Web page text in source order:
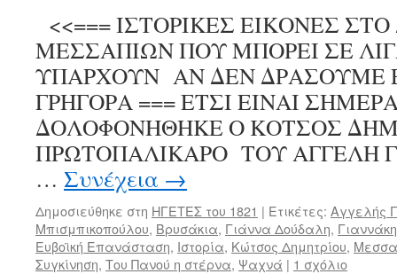
<<=== ΙΣΤΟΡΙΚΕΣ ΕΙΚΟΝΕΣ
ΜΕΣΣΑΠΙΩΝ ΠΟΥ ΜΠΟΡΕΙ ΣΕ
ΥΠΑΡΧΟΥΝ ΑΝ ΔΕΝ ΔΡΑΣΟΥΜΕ
ΓΡΗΓΟΡΑ === ΕΤΣΙ ΕΙΝΑΙ
ΔΟΛΟΦΟΝΗΘΗΚΕ Ο ΚΟΤΣΟΣ
ΠΡΩΤΟΠΑΛΙΚΑΡΟ ΤΟΥ ΑΓΓΕΛΗ
… Συνέχεια →
Δημοσιεύθηκε στη ΗΓΕΤΕΣ του 1821 | Ετικέτες: Αγγελής
Μπισμπικοπούλου, Βρυσάκια, Γιάννα Δούδαλη,
Ευβοϊκή Επανάσταση, Ιστορία, Κώτσος Δημητρίου,
Συγκίνηση, Του Πανού η στέρνα, Ψαχνά | 1 σχόλιο